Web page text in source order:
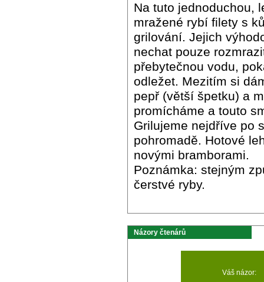
Na tuto jednoduchou,
mražené rybí filety s
grilování. Jejich
nechat pouze
přebytečnou vodu,
odležet. Mezitím si
pepř (větší špetku) a
promícháme a touto
Grilujeme nejdříve po
pohromadě. Hotové
novými bramborami.
Poznámka: stejným
čerstvé ryby.
Názory čtenárů
Váš názor: